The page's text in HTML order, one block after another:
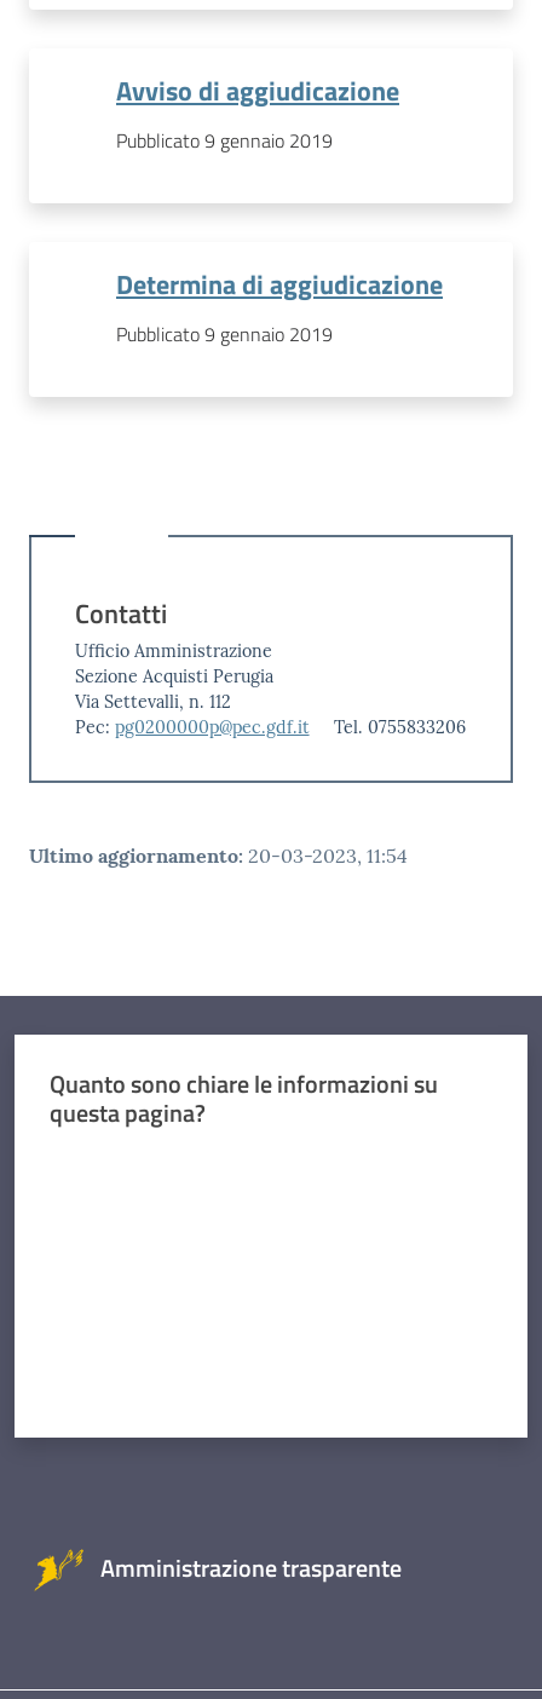
Avviso di aggiudicazione
Pubblicato 9 gennaio 2019
Determina di aggiudicazione
Pubblicato 9 gennaio 2019
Contatti
Ufficio Amministrazione
Sezione Acquisti Perugia
Via Settevalli, n. 112
Pec: pg0200000p@pec.gdf.it Tel. 0755833206
Ultimo aggiornamento: 20-03-2023, 11:54
Quanto sono chiare le informazioni su
questa pagina?
Amministrazione trasparente